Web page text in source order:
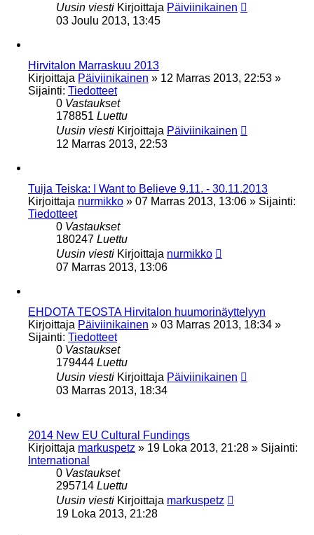
Uusin viesti Kirjoittaja Päiviinikainen
03 Joulu 2013, 13:45
Hirvitalon Marraskuu 2013
Kirjoittaja Päiviinikainen » 12 Marras 2013, 22:53 »
Sijainti: Tiedotteet
0 Vastaukset
178851 Luettu
Uusin viesti Kirjoittaja Päiviinikainen
12 Marras 2013, 22:53
Tuija Teiska: I Want to Believe 9.11. - 30.11.2013
Kirjoittaja nurmikko » 07 Marras 2013, 13:06 » Sijainti:
Tiedotteet
0 Vastaukset
180247 Luettu
Uusin viesti Kirjoittaja nurmikko
07 Marras 2013, 13:06
EHDOTA TEOSTA Hirvitalon huumorinäyttelyyn
Kirjoittaja Päiviinikainen » 03 Marras 2013, 18:34 »
Sijainti: Tiedotteet
0 Vastaukset
179444 Luettu
Uusin viesti Kirjoittaja Päiviinikainen
03 Marras 2013, 18:34
2014 New EU Cultural Fundings
Kirjoittaja markuspetz » 19 Loka 2013, 21:28 » Sijainti:
International
0 Vastaukset
295714 Luettu
Uusin viesti Kirjoittaja markuspetz
19 Loka 2013, 21:28